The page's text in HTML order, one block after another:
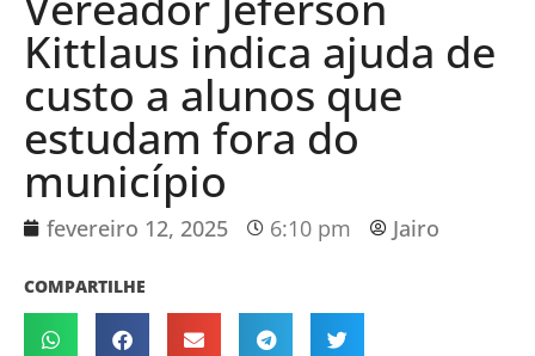
Kittlaus indica ajuda de
custo a alunos que
estudam fora do
município
fevereiro 12, 2025 6:10 pm Jairo
COMPARTILHE